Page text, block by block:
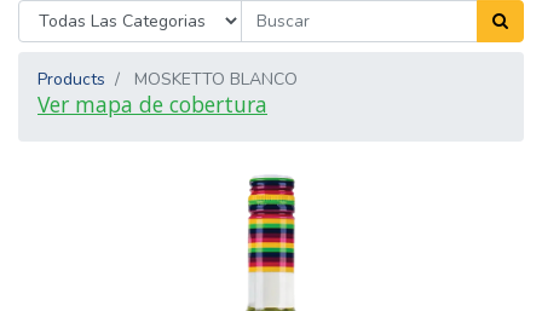
7538-0000 sac@lamorazan.com
Products MOSKETTO BLANCO
Ver mapa de cobertura